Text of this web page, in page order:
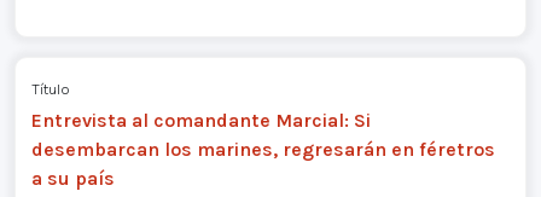
Título
Entrevista al comandante Marcial: Si
desembarcan los marines, regresarán en féretros
a su país